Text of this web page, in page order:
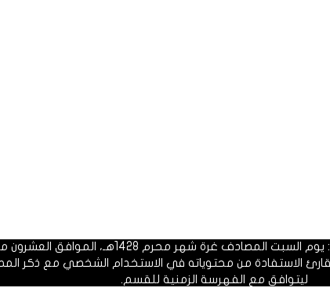
شهر محرم 1428هـ، الموافق العشرون من شهر يناير 2007م.
الاستفادة من محتوياته في الاستخدام الشخصي مع ذكر
ليتوافق مع الفهرسة الزمنية للقسم.